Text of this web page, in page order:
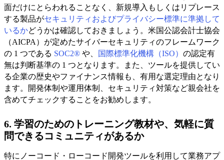
面だけにとらわれることなく、新規導入もしくはリプレース
する製品がセキュリティおよびプライバシー標準に準拠して
いるかどうかは確認しておきましょう。米国公認会計士協会
（AICPA）が定めたサイバーセキュリティのフレームワーク
の 1 つである SOC2® や、 国際標準化機構（ISO） の認定有
無は判断基準の 1 つとなります。また、ツールを提供してい
る企業の歴史やファイナンス情報も、有用な選定理由となり
ます。開発体制や運用体制、セキュリティ対策など親会社を
含めてチェックすることをお勧めします。
6. 学習のためのトレーニング教材や、気軽に質
問できるコミュニティがあるか
特にノーコード・ローコード開発ツールを利用して業務アプ